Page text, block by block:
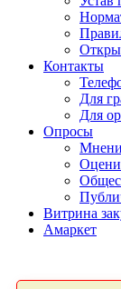
Контакты
Для
Для
Опросы
Витрина
Амаркет